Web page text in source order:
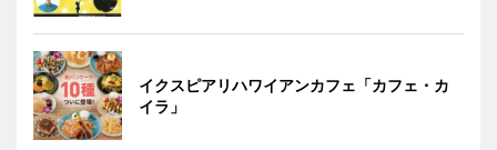
イクスピアリハワイアンカフェ「カフェ・カ
イラ」